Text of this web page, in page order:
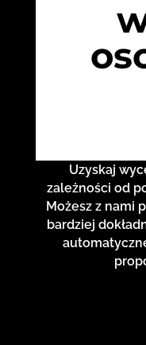
Uzyskaj
zależności od
Możesz z nami
bardziej